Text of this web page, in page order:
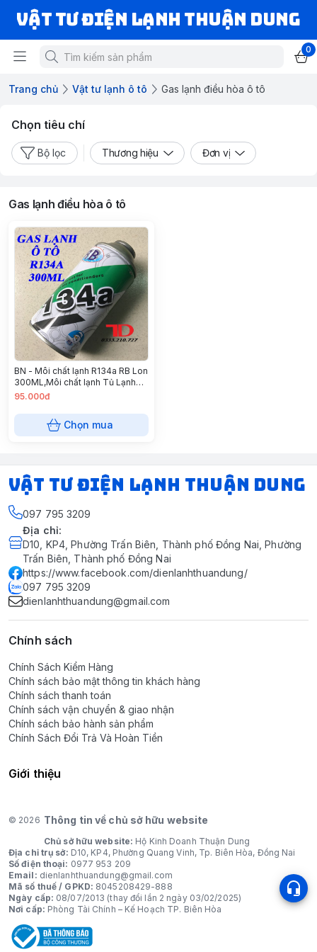
VẬT TƯ ĐIỆN LẠNH THUẬN DUNG
0
Trang chủ Vật tư lạnh ô tô Gas lạnh điều hòa ô tô
Chọn tiêu chí
Bộ lọc Thương hiệu Đơn vị
Gas lạnh điều hòa ô tô
BN - Môi chất lạnh R134a RB Lon
300ML,Môi chất lạnh Tủ Lạnh
R134a Lon 300ML, Môi chất lạnh
95.000đ
Chọn mua
VẬT TƯ ĐIỆN LẠNH THUẬN DUNG
097 795 3209
Địa chỉ:
D10, KP4, Phường Trấn Biên, Thành phố Đồng Nai, Phường
Trấn Biên, Thành phố Đồng Nai
https://www.facebook.com/dienlanhthuandung/
097 795 3209
dienlanhthuandung@gmail.com
Chính sách
Chính Sách Kiểm Hàng
Chính sách bảo mật thông tin khách hàng
Chính sách thanh toán
Chính sách vận chuyển & giao nhận
Chính sách bảo hành sản phẩm
Chính Sách Đổi Trả Và Hoàn Tiền
Giới thiệu
© 2026 Thông tin về chủ sở hữu website
Chủ sở hữu website: Hộ Kinh Doanh Thuận Dung
Địa chỉ trụ sở: D10, KP4, Phường Quang Vinh, Tp. Biên Hòa, Đồng Nai
Số điện thoại: 0977 953 209
Email: dienlanhthuandung@gmail.com
Mã số thuế / GPKD: 8045208429-888
Ngày cấp: 08/07/2013 (thay đổi lần 2 ngày 03/02/2025)
Nơi cấp: Phòng Tài Chính – Kế Hoạch TP. Biên Hòa